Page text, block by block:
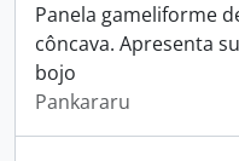
Panela gameliforme
côncava. Apresenta
bojo
Pankararu